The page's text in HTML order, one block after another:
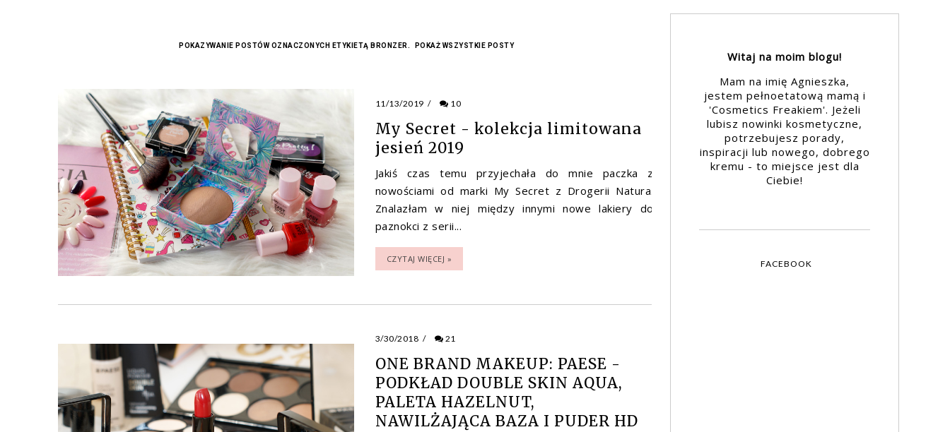
POKAZYWANIE POSTÓW OZNACZONYCH ETYKIETĄ BRONZER . POKAŻ WSZYSTKIE POSTY
11/13/2019 / 10
My Secret - kolekcja limitowana
jesień 2019
Jakiś czas temu przyjechała do mnie paczka z
nowościami od marki My Secret z Drogerii Natura.
Znalazłam w niej między innymi nowe lakiery do
paznokci z serii...
CZYTAJ WIĘCEJ »
3/30/2018 / 21
ONE BRAND MAKEUP: PAESE -
PODKŁAD DOUBLE SKIN AQUA,
PALETA HAZELNUT,
NAWILŻAJĄCA BAZA I PUDER HD
Witaj na moim blogu!
Mam na imię Agnieszka,
jestem pełnoetatową mamą i
'Cosmetics Freakiem'. Jeżeli
lubisz nowinki kosmetyczne,
potrzebujesz porady,
inspiracji lub nowego, dobrego
kremu - to miejsce jest dla
Ciebie!
FACEBOOK